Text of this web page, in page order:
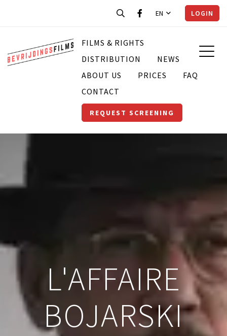
EN LOGIN
FILMS & RIGHTS
DISTRIBUTION
NEWS
ABOUT US
PRICES
FAQ
CONTACT
REQUEST SCREENING
L'AFFAIRE
BOJARSKI